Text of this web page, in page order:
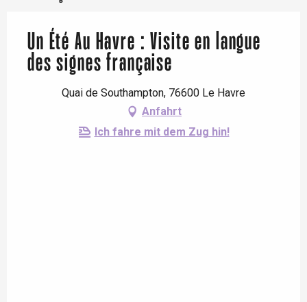
Un Été Au Havre : Visite en langue
des signes française
Quai de Southampton, 76600 Le Havre
Anfahrt
Ich fahre mit dem Zug hin!